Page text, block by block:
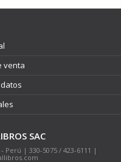
venta
SAC
Perú | 330-5075 / 423-6111 |